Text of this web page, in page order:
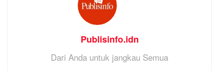
Publisinfo.idn
Dari Anda untuk jangkau Semua